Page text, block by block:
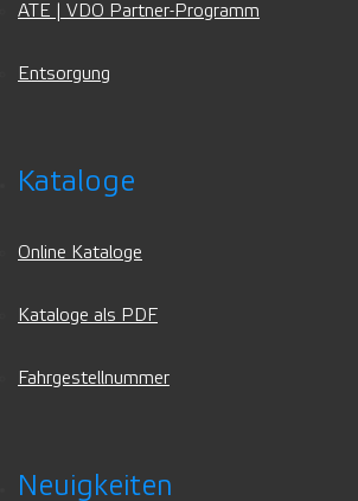
ATE | VDO Partner-Programm
Entsorgung
Kataloge
Online Kataloge
Kataloge als PDF
Fahrgestellnummer
Neuigkeiten